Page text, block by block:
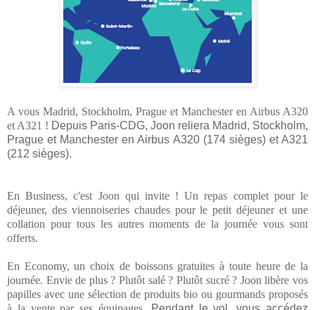
A vous Madrid, Stockholm, Prague et Manchester en Airbus A320
et A321 ! Depuis Paris-CDG, Joon reliera Madrid, Stockholm,
Prague et Manchester en Airbus A320 (174 sièges) et A321
(212 sièges).
En Business, c'est Joon qui invite ! Un repas complet pour le
déjeuner, des viennoiseries chaudes pour le petit déjeuner et une
collation pour tous les autres moments de la journée vous sont
offerts.
En Economy, un choix de boissons gratuites à toute heure de la
journée. Envie de plus ? Plutôt salé ? Plutôt sucré ? Joon libère vos
papilles avec une sélection de produits bio ou gourmands proposés